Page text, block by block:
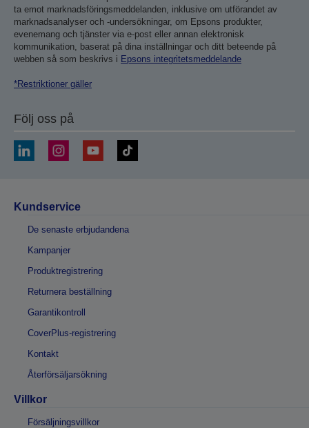
ta emot marknadsföringsmeddelanden, inklusive om utförandet av
marknadsanalyser och -undersökningar, om Epsons produkter,
evenemang och tjänster via e-post eller annan elektronisk
kommunikation, baserat på dina inställningar och ditt beteende på
webben så som beskrivs i Epsons integritetsmeddelande
*Restriktioner gäller
Följ oss på
Kundservice
De senaste erbjudandena
Kampanjer
Produktregistrering
Returnera beställning
Garantikontroll
CoverPlus-registrering
Kontakt
Återförsäljarsökning
Villkor
Försäljningsvillkor